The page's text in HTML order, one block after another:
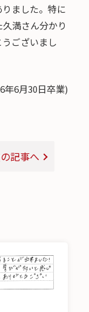
ました。特に
満さん分かり
ございまし
年6月30日卒業)
記事へ